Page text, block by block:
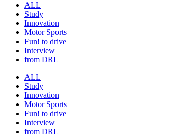
ALL
Study
Innovation
Motor Sports
Fun! to drive
Interview
from DRL
ALL
Study
Innovation
Motor Sports
Fun! to drive
Interview
from DRL